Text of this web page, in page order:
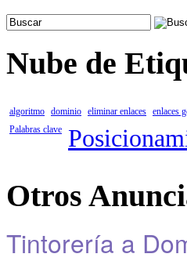
Nube de
algoritmo dominio eliminar enlaces enlaces
Palabras clave
Otros
Tintorería a